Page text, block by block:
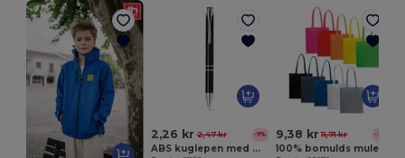
2,26 kr 2,47 kr -9%
ABS kuglepen med metalclips
9,38 kr 11,71 kr -20%
100% bomulds mulepose (140 g/m²)